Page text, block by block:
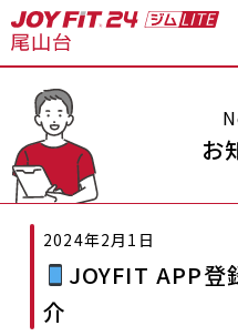
店舗トップ
会員の方へトップ
会員様へのお知らせ入会のお手続
お
2024年2月1日
JOYFIT APP登
介